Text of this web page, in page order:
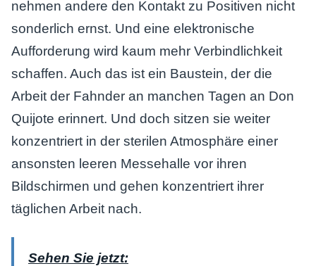
nehmen andere den Kontakt zu Positiven nicht
sonderlich ernst. Und eine elektronische
Aufforderung wird kaum mehr Verbindlichkeit
schaffen. Auch das ist ein Baustein, der die
Arbeit der Fahnder an manchen Tagen an Don
Quijote erinnert. Und doch sitzen sie weiter
konzentriert in der sterilen Atmosphäre einer
ansonsten leeren Messehalle vor ihren
Bildschirmen und gehen konzentriert ihrer
täglichen Arbeit nach.
Sehen Sie jetzt: